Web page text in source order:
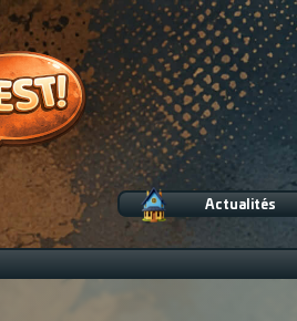
Actualités